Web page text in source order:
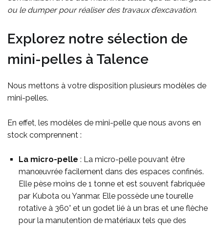
ou le dumper pour réaliser des travaux d’excavation.
Explorez notre sélection de
mini-pelles à Talence
Nous mettons à votre disposition plusieurs modèles de
mini-pelles.
En effet, les modèles de mini-pelle que nous avons en
stock comprennent :
La micro-pelle : La micro-pelle pouvant être
manœuvrée facilement dans des espaces confinés.
Elle pèse moins de 1 tonne et est souvent fabriquée
par Kubota ou Yanmar. Elle possède une tourelle
rotative à 360° et un godet lié à un bras et une flèche
pour la manutention de matériaux tels que des